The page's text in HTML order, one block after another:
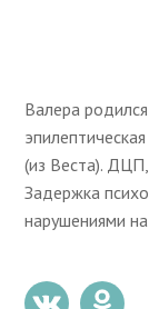
Валера
(из Веста).
Задержка
нарушениями